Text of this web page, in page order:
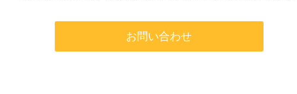
お問い合わせ